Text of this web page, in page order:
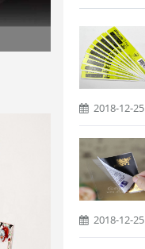
2018-12-25
2018-12-25